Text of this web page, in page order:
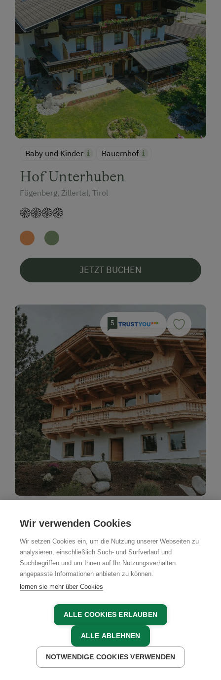
Baby und Kinder Bauernhof
Hof Unterhuben
Fügenberg, Zillertal, Tirol
JETZT BUCHEN
5
Fügenberg, Zillertal, Tirol
JETZT ANFRAGEN
JETZT ANFRAGEN JETZT BUCHEN
Wir verwenden Cookies
Wir setzen Cookies ein, um die Nutzung unserer Webseiten zu
analysieren, einschließlich Such- und Surfverlauf und
Suchbegriffen und um Ihnen auf Ihr Nutzungsverhalten
angepasste Informationen anbieten zu können.
lernen sie mehr über Cookies
ALLE COOKIES ERLAUBEN
ALLE ABLEHNEN
NOTWENDIGE COOKIES VERWENDEN